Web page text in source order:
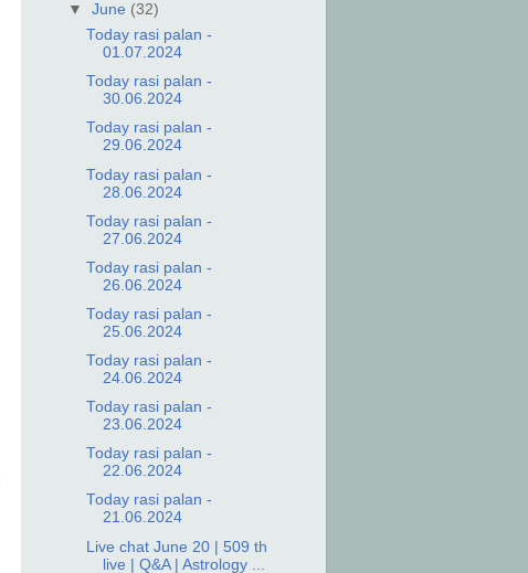
▼ June (32)
Today rasi palan -
01.07.2024
Today rasi palan -
30.06.2024
Today rasi palan -
29.06.2024
Today rasi palan -
28.06.2024
Today rasi palan -
27.06.2024
Today rasi palan -
26.06.2024
Today rasi palan -
25.06.2024
Today rasi palan -
24.06.2024
Today rasi palan -
23.06.2024
Today rasi palan -
22.06.2024
Today rasi palan -
21.06.2024
Live chat June 20 | 509 th
live | Q&A | Astrology ...